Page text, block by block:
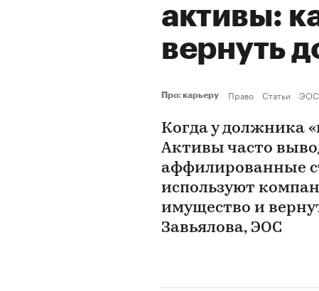
активы:
вернуть
Про: карьеру Право Статьи ЭОС
Когда у должника
Активы часто
аффилированные
используют
имущество и
Завьялова, ЭОС